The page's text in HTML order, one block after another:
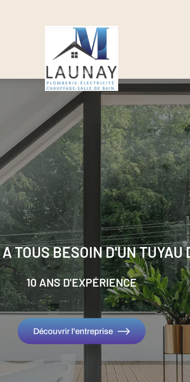
TOUS BESOIN D'UN
10 ANS D'EXPÉRIENCE
Découvrir l'entreprise